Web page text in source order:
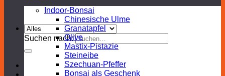
Suchen nach:
Indoor-Bonsai
Chinesische Ulme
Granatapfel
Olive
Mastix-Pistazie
Steineibe
Szechuan-Pfeffer
Bonsai als Geschenk